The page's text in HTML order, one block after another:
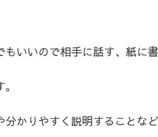
いいので相手に話す、紙に
かりやすく説明することな